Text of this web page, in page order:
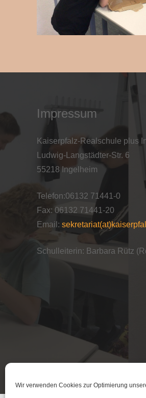
Wir verwenden Cookies zur Optimierung
Impressum
Kaiserpfalz-Realschule plus
Ludwig-Langstädter-Str. 6
55218 Ingelheim
Telefon:06132 71441-0
Fax: 06132 71441-20
Email:
Schulleiterin: Barbara Rütz